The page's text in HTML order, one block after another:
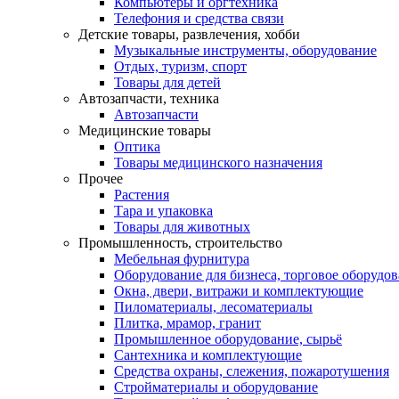
Телефония и средства связи
Детские товары, развлечения, хобби
Музыкальные инструменты, оборудование
Отдых, туризм, спорт
Товары для детей
Автозапчасти, техника
Автозапчасти
Медицинские товары
Оптика
Товары медицинского назначения
Прочее
Растения
Тара и упаковка
Товары для животных
Промышленность, строительство
Мебельная фурнитура
Оборудование для бизнеса, торговое
Окна, двери, витражи и комплектующие
Пиломатериалы, лесоматериалы
Плитка, мрамор, гранит
Промышленное оборудование, сырьё
Сантехника и комплектующие
Средства охраны, слежения, пожаротушения
Стройматериалы и оборудование